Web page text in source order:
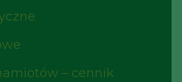
– cennik